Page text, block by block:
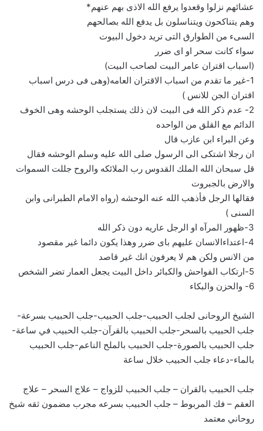
عشائهم نزلوا وقعدوا يرفع الله الاذى بهم عنهم*
وهم يتناكحون ويتناسلون بل يدفع الله بصالحهم
السىء من الطوارق التى تريد دخول البيوت
سواء كانت سحر او اى ضرر
(اسباب اقتران عامر البيت لصاحب البيت)
1-غير ما تقدم من اسباب الاقتران العامه(وهى فى درس اسباب
اقتران الجن للانس )
2- عدم ذكر الله فى البيت لان ذلك يستجلب الوحشه وهى الخوف
الدائم مع القلق من الواحده
وعن البراء ابن عازب قال
ان رجلا اشتكى الى الرسول صلى الله عليه وسلم الوحشه فقال
قل سبحان الله الملك القدوس رب الملائكه والروح جللت السموات
والارض بالجبروت
فقالها الرجل فأذهب الله عنه الوحشه (رواه الامام الطبرانى وابن
السنى )
3-ظهور المرآه او الرجل عاريه دون ذكر الله
4-اعتداءالانسان عليهم باى ضرر وهذا يكون دائما غير مقصود
من الانس ولكن هم لا يعرفون انك غير قاصد
5-ارتكاب الفواحش والكبائر داخل البيت يجعل العمار تضر الشخص
6- والحزن والبكاء
الشيخ الروحانى لجلب الحبيب-جلب الحبيب-جلب الحبيب بسرعة-
جلب الحبيب بالسحر-جلب الحبيب بالقرآن-جلب الحبيب في ساعة-
جلب الحبيب بالصورة-جلب الحبيب بالملح الناعم-جلب الحبيب
بالماء-دعاء جلب الحبيب خلال ساعة
جلب الحبيب بالقران – جلب الحبيب للزواج – علاج السحر – علاج
العقم – فك المربوط – جلب الحبيب بسرعه مجرب مضمون ثقه شيخ
روحاني معتمد